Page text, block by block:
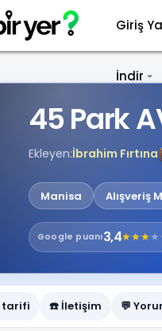
Giriş
İndir
45 Park
Ekleyen:İbrahim Fırtına
Manisa Alışveriş
Google puanı3,4★★★★
tarifi ☎️ İletişim 💬